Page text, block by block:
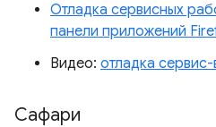
Отладка сервисных
панели приложений
Видео: отладка
Сафари